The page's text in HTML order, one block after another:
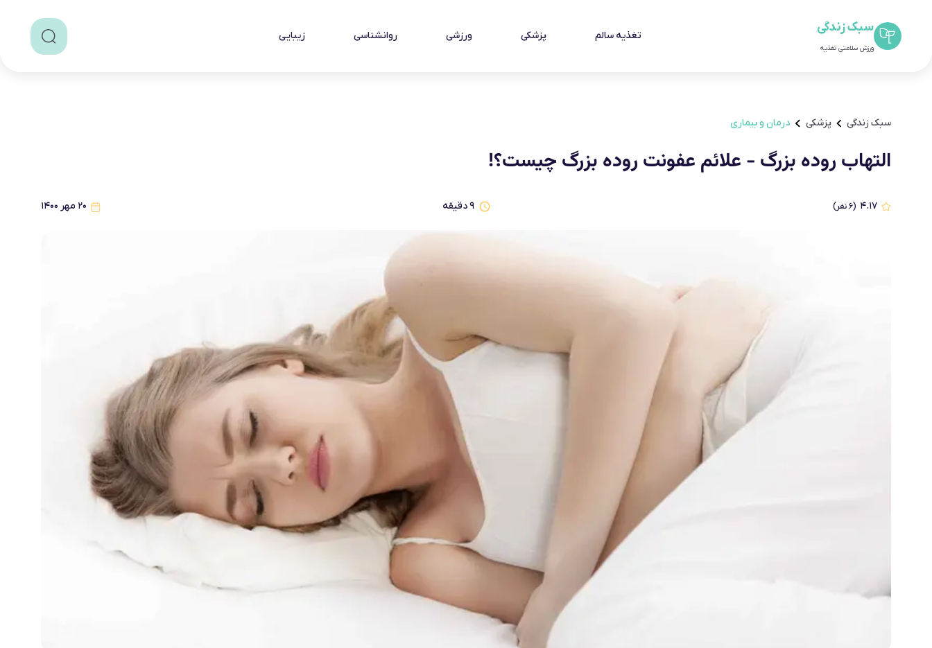
سبک زندگی
ورزش سلامتی تغذیه
تغذیه سالم پزشکی ورزشی روانشناسی زیبایی
سبک زندگی پزشکی درمان و بیماری
التهاب روده بزرگ - علائم عفونت روده بزرگ چیست؟!
۴.۱۷ (۶نفر) ۹دقیقه ۲۰ مهر ۱۴۰۰